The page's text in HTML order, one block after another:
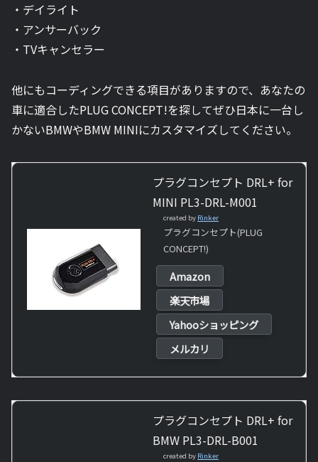
・デイライト
・アンサーバック
・TVキャンセラー
他にもコーディングできる項目がありますので、あなたの
車に適合したPLUG CONCEPT!を探してぜひ日本に一台し
かないBMWやBMW MINIにカスタマイズしてください。
プラグコンセプト DRL+ for
MINI PL3-DRL-M001
created by Rinker
プラグコンセプト(PLUG
CONCEPT!)
Amazon
楽天市場
Yahooショッピング
メルカリ
プラグコンセプト DRL+ for
BMW PL3-DRL-B001
created by Rinker